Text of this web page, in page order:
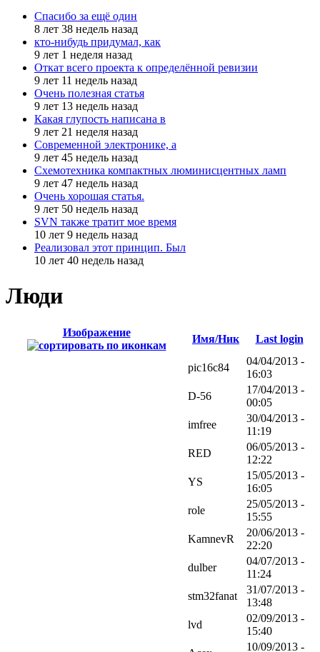
Спасибо за ещё один
8 лет 38 недель назад
кто-нибудь придумал, как
9 лет 1 неделя назад
Откат всего проекта к определённой ревизии
9 лет 11 недель назад
Очень полезная статья
9 лет 13 недель назад
Какая глупость написана в
9 лет 21 неделя назад
Современной электронике, а
9 лет 45 недель назад
Схемотехника компактных люминисцентных ламп
9 лет 47 недель назад
Очень хорошая статья.
9 лет 50 недель назад
SVN также тратит мое время
10 лет 9 недель назад
Реализовал этот принцип. Был
10 лет 40 недель назад
Люди
Изображение
Имя/Ник Last login
pic16c84
04/04/2013 -
16:03
D-56
17/04/2013 -
00:05
imfree
30/04/2013 -
11:19
RED
06/05/2013 -
12:22
YS
15/05/2013 -
16:05
role
25/05/2013 -
15:55
KamnevR
20/06/2013 -
22:20
dulber
04/07/2013 -
11:24
stm32fanat
31/07/2013 -
13:48
lvd
02/09/2013 -
15:40
10/09/2013 -